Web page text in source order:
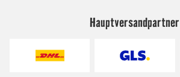
Hauptversandpartner